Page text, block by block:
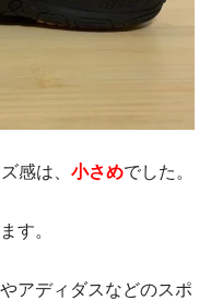
感は、 小さめでした。
す。
アディダスなどのスポ